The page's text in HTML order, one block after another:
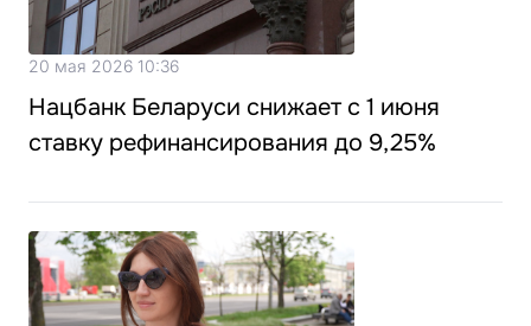
20 мая 2026 10:36
Нацбанк Беларуси снижает с 1 июня
ставку рефинансирования до 9,25%